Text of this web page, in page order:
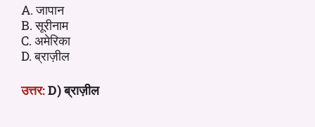
A. जापान
B. सूरीनाम
C. अमेरिका
D. ब्राज़ील
उत्तर:D) ब्राज़ील